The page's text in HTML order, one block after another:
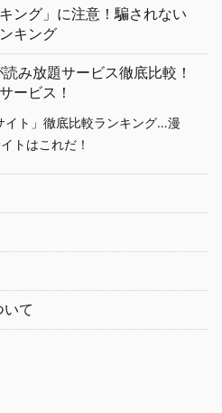
ング」に注意！騙されない
キング
み放題サービス徹底比較！
ービス！
イト」徹底比較ランキング…漫
トはこれだ！
て